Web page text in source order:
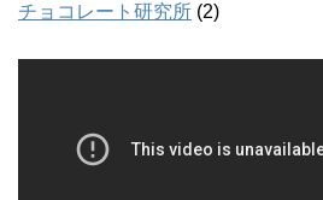
チョコレート研究所 (2)